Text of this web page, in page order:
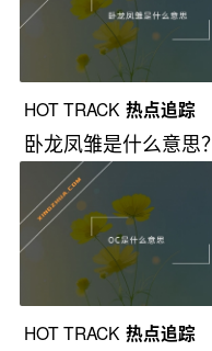
HOT TRACK 热点追踪
卧龙凤雏是什么意思？
HOT TRACK 热点追踪